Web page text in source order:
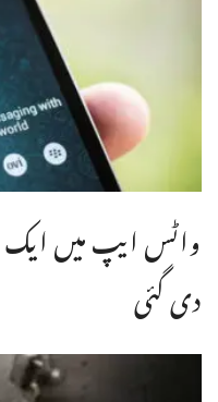
واٹس ایپ میں
دی گئی